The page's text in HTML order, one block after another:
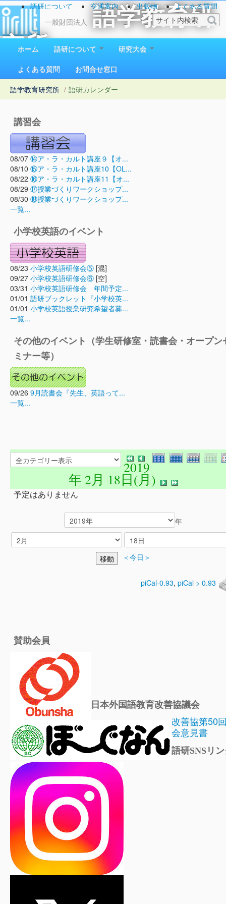
一般財団法人
語学教育研
究所
1923（大正12）年創立
語研について 交通案内 出版物
よくある質問
お問い合わせ
ホーム 語研について
研究大会
よくある質問
お問合せ窓口
語学教育研究所 / 語研カレンダー
講習会
08/07 ⑭ア・ラ・カルト講座９【オ...
08/10 ⑮ア・ラ・カルト講座10【OL...
08/22 ⑯ア・ラ・カルト講座11【オ...
08/29 ⑰授業づくりワークショップ...
08/30 ⑱授業づくりワークショップ...
一覧...
小学校英語のイベント
08/23 小学校英語研修会⑤ [混]
09/27 小学校英語研修会⑥ [空]
03/31 小学校英語研修会 年間予定...
01/01 語研ブックレット『小学校英...
01/01 小学校英語授業研究希望者募...
一覧...
その他のイベント（学生研修室・読書会・オープン
ミナー等）
09/26 9月読書会『先生、英語って...
一覧...
2019
年 2月 18日(月)
予定はありません
年
＜今日＞
piCal-0.93, piCal > 0.93
賛助会員
日本外国語教育改善協議会
改善協第50
会意見書
語研SNSリ